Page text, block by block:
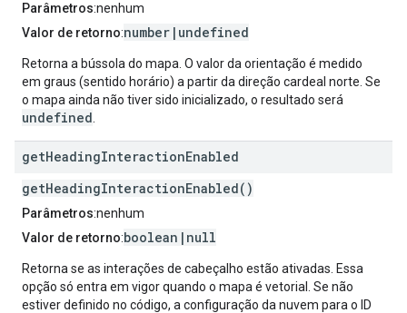
Parâmetros:nenhum
Valor de retorno:number|undefined
Retorna a bússola do mapa. O valor da orientação é medido
em graus (sentido horário) a partir da direção cardeal norte. Se
o mapa ainda não tiver sido inicializado, o resultado será
undefined
getHeadingInteractionEnabled
getHeadingInteractionEnabled()
Parâmetros:nenhum
Valor de retorno:boolean|null
Retorna se as interações de cabeçalho estão ativadas. Essa
opção só entra em vigor quando o mapa é vetorial. Se não
estiver definido no código, a configuração da nuvem para o ID